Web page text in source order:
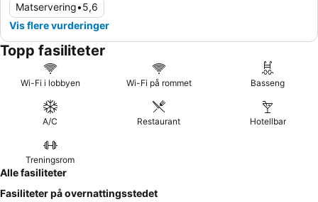
Matservering•5,6
Vis flere vurderinger
Topp fasiliteter
Wi-Fi i lobbyen Wi-Fi på rommet Basseng
A/C Restaurant Hotellbar
Treningsrom
Alle fasiliteter
Fasiliteter på overnattingsstedet